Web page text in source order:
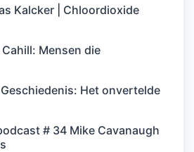
Kalcker | Chloordioxide
Mensen die
Het onvertelde
# 34 Mike Cavanaugh